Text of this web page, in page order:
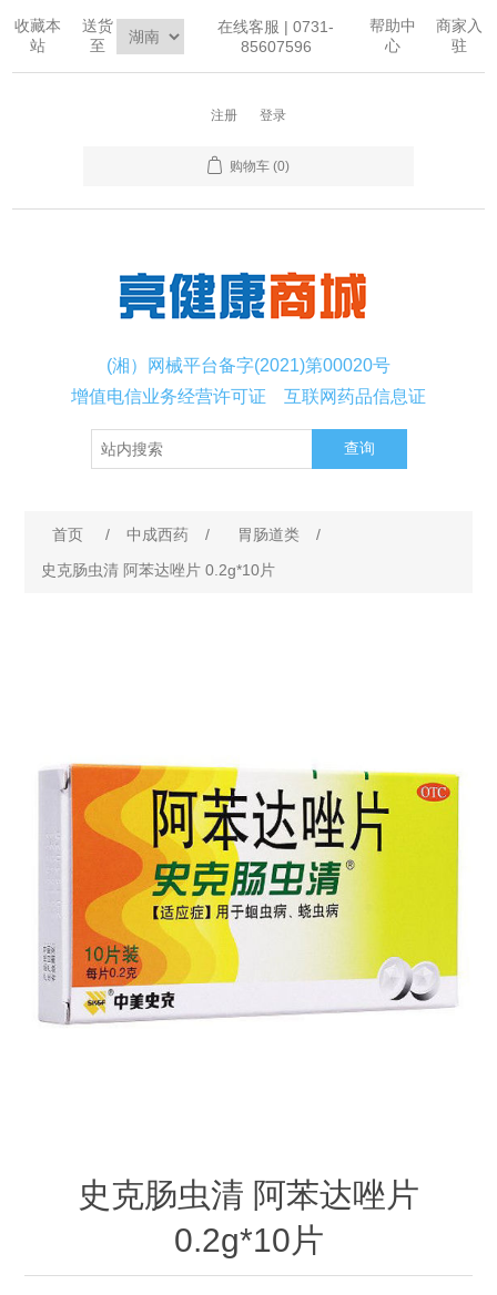
收藏本
站
送货
至
在线客服 | 0731-
85607596
帮助中
心
商家入
驻
注册 登录
购物车 (0)
(湘）网械平台备字(2021)第00020号
增值电信业务经营许可证
互联网药品信息证
首页 / 中成西药 / 胃肠道类
/
史克肠虫清 阿苯达唑片 0.2g*10片
史克肠虫清 阿苯达唑片
0.2g*10片